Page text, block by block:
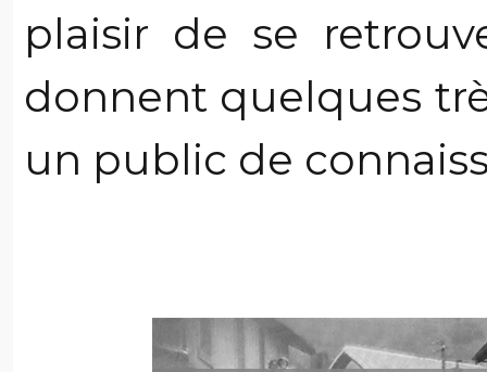
plaisir de se
donnent quelques
un public de